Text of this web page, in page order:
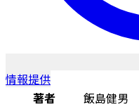
情報提供
著者
飯島健男